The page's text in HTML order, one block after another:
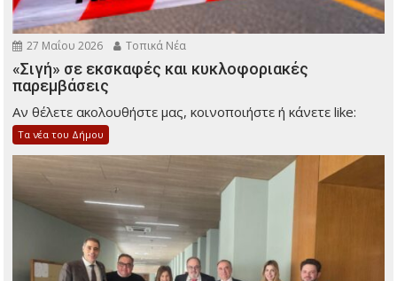
27 Μαΐου 2026 Τοπικά Νέα
«Σιγή» σε εκσκαφές και κυκλοφοριακές
παρεμβάσεις
Αν θέλετε ακολουθήστε μας, κοινοποιήστε ή κάνετε like:
Τα νέα του Δήμου